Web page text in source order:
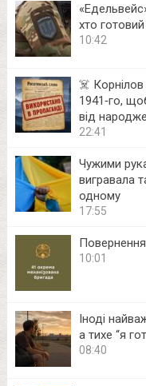
хто
10:42
☠️ Корнілов
1941‑го,
від
22:41
Чужими
вигравала
одному
17:55
10:01
Іноді
а тихе “я
08:40